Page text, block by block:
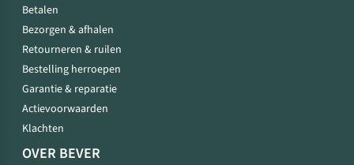
Betalen
Bezorgen & afhalen
Retourneren & ruilen
Bestelling herroepen
Garantie & reparatie
Actievoorwaarden
Klachten
OVER BEVER